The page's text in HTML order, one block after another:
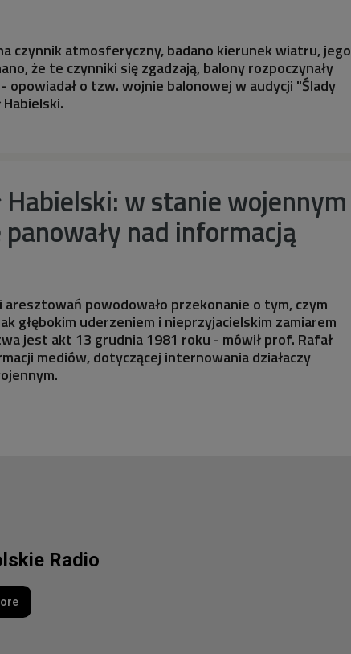
czynnik atmosferyczny, badano kierunek wiatru, jego
że te czynniki się zgadzają, balony rozpoczynały
opowiadał o tzw. wojnie balonowej w audycji "Ślady
Habielski: w stanie wojennym
panowały nad informacją
aresztowań powodowało przekonanie o tym, czym
głębokim uderzeniem i nieprzyjacielskim zamiarem
jest akt 13 grudnia 1981 roku - mówił prof. Rafał
mediów, dotyczącej internowania działaczy
Radio